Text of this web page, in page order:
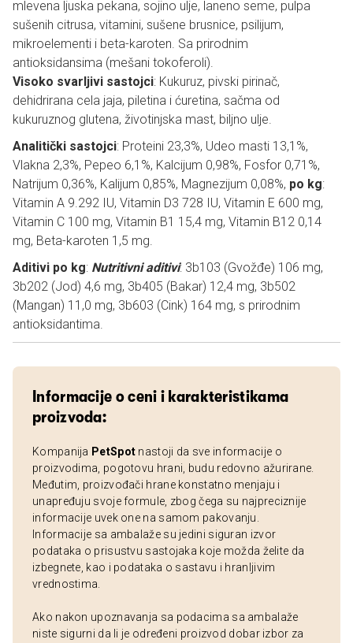
mlevena ljuska pekana, sojino ulje, laneno seme, pulpa
sušenih citrusa, vitamini, sušene brusnice, psilijum,
mikroelementi i beta-karoten. Sa prirodnim
antioksidansima (mešani tokoferoli).
Visoko svarljivi sastojci: Kukuruz, pivski pirinač,
dehidrirana cela jaja, piletina i ćuretina, sačma od
kukuruznog glutena, životinjska mast, biljno ulje.
Analitički sastojci: Proteini 23,3%, Udeo masti 13,1%,
Vlakna 2,3%, Pepeo 6,1%, Kalcijum 0,98%, Fosfor 0,71%,
Natrijum 0,36%, Kalijum 0,85%, Magnezijum 0,08%, po kg:
Vitamin A 9.292 IU, Vitamin D3 728 IU, Vitamin E 600 mg,
Vitamin C 100 mg, Vitamin B1 15,4 mg, Vitamin B12 0,14
mg, Beta-karoten 1,5 mg.
Aditivi po kg: Nutritivni aditivi: 3b103 (Gvožđe) 106 mg,
3b202 (Jod) 4,6 mg, 3b405 (Bakar) 12,4 mg, 3b502
(Mangan) 11,0 mg, 3b603 (Cink) 164 mg, s prirodnim
antioksidantima.
Informacije o ceni i karakteristikama
proizvoda:
Kompanija PetSpot nastoji da sve informacije o
proizvodima, pogotovu hrani, budu redovno ažurirane.
Međutim, proizvođači hrane konstatno menjaju i
unapređuju svoje formule, zbog čega su najpreciznije
informacije uvek one na samom pakovanju.
Informacije sa ambalaže su jedini siguran izvor
podataka o prisustvu sastojaka koje možda želite da
izbegnete, kao i podataka o sastavu i hranljivim
vrednostima.
Ako nakon upoznavanja sa podacima sa ambalaže
niste sigurni da li je određeni proizvod dobar izbor za